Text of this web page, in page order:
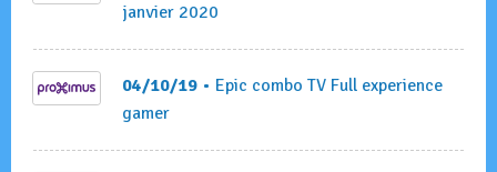
janvier 2020
04/10/19 • Epic combo TV Full experience
gamer